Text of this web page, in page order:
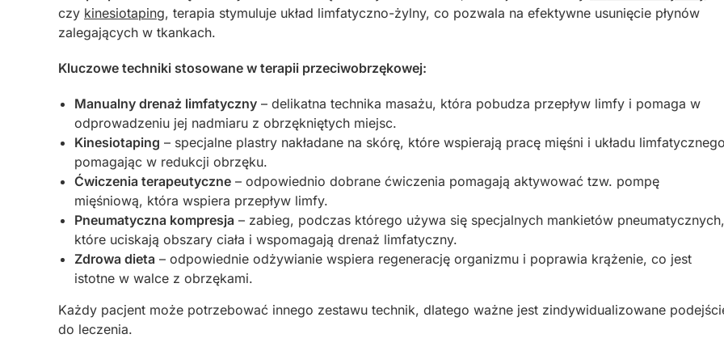
czy kinesiotaping, terapia stymuluje układ limfatyczno-żylny, co pozwala na efektywne usunięcie płynów
zalegających w tkankach.
Kluczowe techniki stosowane w terapii przeciwobrzękowej:
Manualny drenaż limfatyczny – delikatna technika masażu, która pobudza przepływ limfy i pomaga w
odprowadzeniu jej nadmiaru z obrzękniętych miejsc.
Kinesiotaping – specjalne plastry nakładane na skórę, które wspierają pracę mięśni i układu
pomagając w redukcji obrzęku.
Ćwiczenia terapeutyczne – odpowiednio dobrane ćwiczenia pomagają aktywować tzw. pompę
mięśniową, która wspiera przepływ limfy.
Pneumatyczna kompresja – zabieg, podczas którego używa się specjalnych mankietów pneumatycznych,
które uciskają obszary ciała i wspomagają drenaż limfatyczny.
Zdrowa dieta – odpowiednie odżywianie wspiera regenerację organizmu i poprawia krążenie, co jest
istotne w walce z obrzękami.
Każdy pacjent może potrzebować innego zestawu technik, dlatego ważne jest zindywidualizowane
do leczenia.